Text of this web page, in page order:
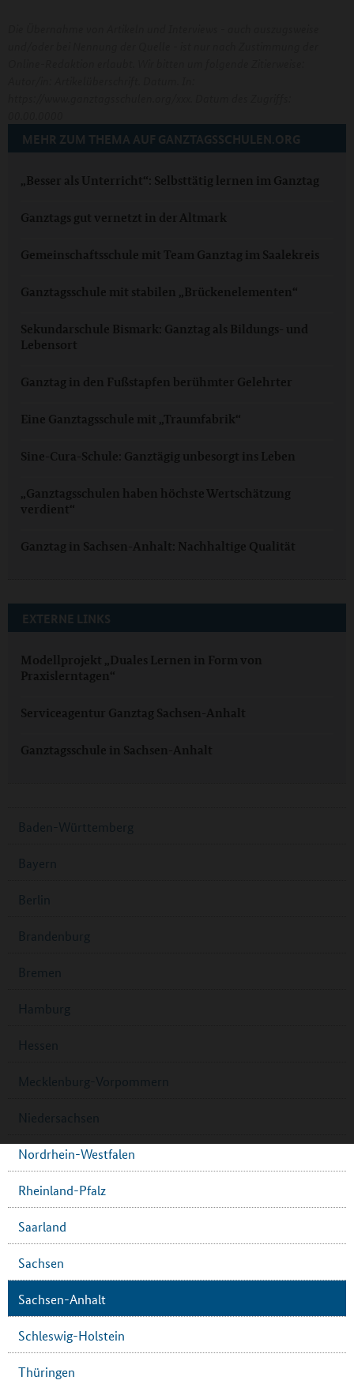
MEHR ZUM THEMA AUF GANZTAGSSCHULEN.ORG
„Besser als Unterricht“: Selbsttätig lernen im Ganztag
Ganztags gut vernetzt in der Altmark
Gemeinschaftsschule mit Team Ganztag im Saalekreis
Ganztagsschule mit stabilen „Brückenelementen“
Sekundarschule Bismark: Ganztag als Bildungs- und
Lebensort
Ganztag in den Fußstapfen berühmter Gelehrter
Eine Ganztagsschule mit „Traumfabrik“
Sine-Cura-Schule: Ganztägig unbesorgt ins Leben
„Ganztagsschulen haben höchste Wertschätzung
verdient“
Ganztag in Sachsen-Anhalt: Nachhaltige Qualität
EXTERNE LINKS
Modellprojekt „Duales Lernen in Form von
Praxislerntagen“
Serviceagentur Ganztag Sachsen-Anhalt
Ganztagsschule in Sachsen-Anhalt
Baden-Württemberg
Bayern
Berlin
Brandenburg
Bremen
Hamburg
Hessen
Mecklenburg-Vorpommern
Niedersachsen
Nordrhein-Westfalen
Rheinland-Pfalz
Saarland
Sachsen
Sachsen-Anhalt
Schleswig-Holstein
Thüringen